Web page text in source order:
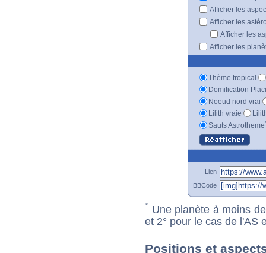
Afficher les
Afficher les
Afficher les
Afficher les
Thème tropical
Domification
Noeud nord vrai
Lilith vraie
Sauts Astrotheme
Lien
BBCode
* Une planète à moins
et 2° pour le cas de l'AS
Positions et